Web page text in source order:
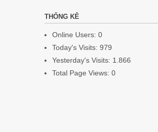
THỐNG KÊ
Online Users: 0
Today's Visits: 979
Yesterday's Visits: 1.866
Total Page Views: 0